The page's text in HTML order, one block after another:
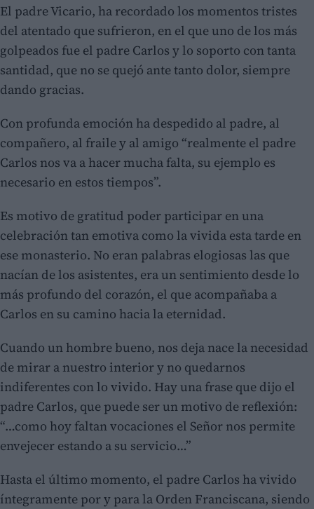
El padre Vicario, ha recordado los momentos tristes
del atentado que sufrieron, en el que uno de los más
golpeados fue el padre Carlos y lo soporto con tanta
santidad, que no se quejó ante tanto dolor, siempre
dando gracias.
Con profunda emoción ha despedido al padre, al
compañero, al fraile y al amigo “realmente el padre
Carlos nos va a hacer mucha falta, su ejemplo es
necesario en estos tiempos”.
Es motivo de gratitud poder participar en una
celebración tan emotiva como la vivida esta tarde en
ese monasterio. No eran palabras elogiosas las que
nacían de los asistentes, era un sentimiento desde lo
más profundo del corazón, el que acompañaba a
Carlos en su camino hacia la eternidad.
Cuando un hombre bueno, nos deja nace la necesidad
de mirar a nuestro interior y no quedarnos
indiferentes con lo vivido. Hay una frase que dijo el
padre Carlos, que puede ser un motivo de reflexión:
“…como hoy faltan vocaciones el Señor nos permite
envejecer estando a su servicio…”
Hasta el último momento, el padre Carlos ha vivido
íntegramente por y para la Orden Franciscana, siendo